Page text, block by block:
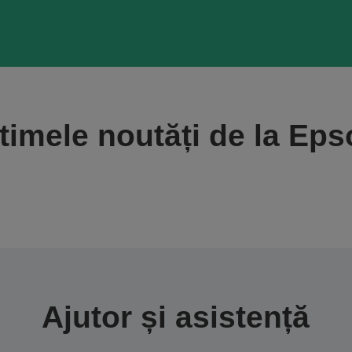
noutăți de la
Ajutor și asistență